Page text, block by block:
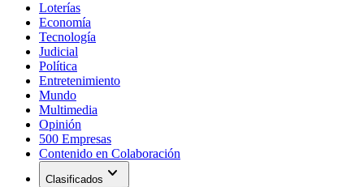
Loterías
Economía
Tecnología
Judicial
Política
Entretenimiento
Mundo
Multimedia
Opinión
500 Empresas
Contenido en Colaboración
Clasificados expand_more